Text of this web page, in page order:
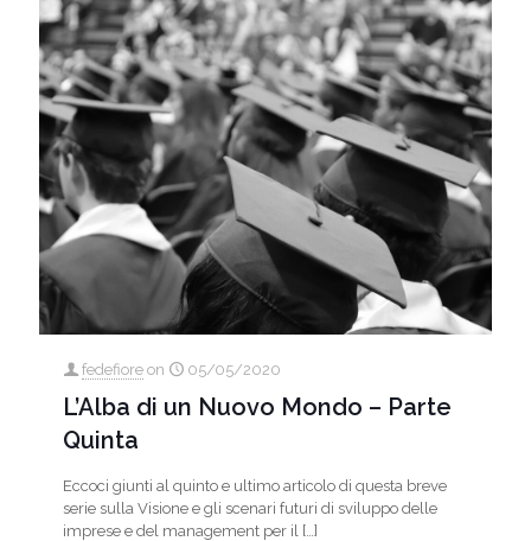
fedefiore on 05/05/2020
L’Alba di un Nuovo Mondo – Parte
Quinta
Eccoci giunti al quinto e ultimo articolo di questa breve
serie sulla Visione e gli scenari futuri di sviluppo delle
imprese e del management per il […]